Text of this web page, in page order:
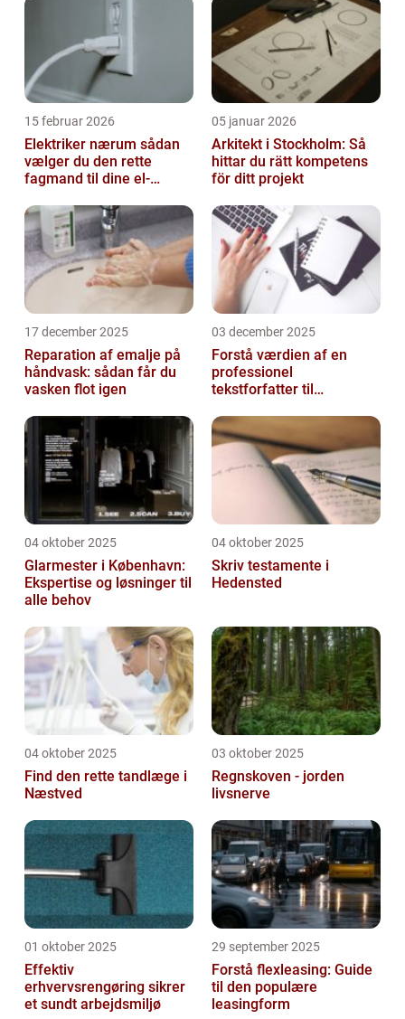
15 februar 2026
Elektriker nærum sådan
vælger du den rette
fagmand til dine el-
05 januar 2026
Arkitekt i Stockholm: Så
hittar du rätt kompetens
för ditt projekt
17 december 2025
Reparation af emalje på
håndvask: sådan får du
vasken flot igen
03 december 2025
Forstå værdien af en
professionel
tekstforfatter til
04 oktober 2025
Glarmester i København:
Ekspertise og løsninger til
alle behov
04 oktober 2025
Skriv testamente i
Hedensted
04 oktober 2025
Find den rette tandlæge i
Næstved
03 oktober 2025
Regnskoven - jorden
livsnerve
01 oktober 2025
Effektiv
erhvervsrengøring sikrer
et sundt arbejdsmiljø
29 september 2025
Forstå flexleasing: Guide
til den populære
leasingform